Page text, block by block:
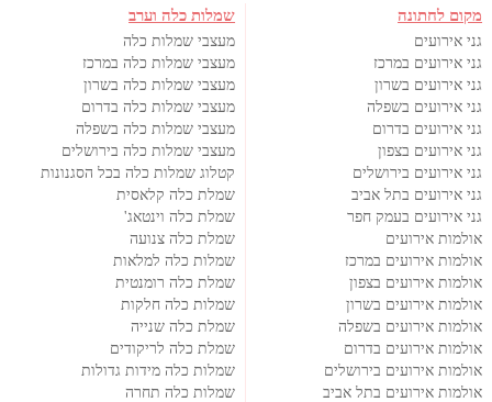
מקום לחתונה
גני אירועים
גני אירועים במרכז
גני אירועים בשרון
גני אירועים בשפלה
גני אירועים בדרום
גני אירועים בצפון
גני אירועים בירושלים
גני אירועים בתל אביב
גני אירועים בעמק חפר
אולמות אירועים
אולמות אירועים במרכז
אולמות אירועים בצפון
אולמות אירועים בשרון
אולמות אירועים בשפלה
אולמות אירועים בדרום
אולמות אירועים בירושלים
אולמות אירועים בתל אביב
שמלות כלה וערב
מעצבי שמלות כלה
מעצבי שמלות כלה במרכז
מעצבי שמלות כלה בשרון
מעצבי שמלות כלה בדרום
מעצבי שמלות כלה בשפלה
מעצבי שמלות כלה בירושלים
קטלוג שמלות כלה בכל הסגנונות
שמלת כלה קלאסית
שמלת כלה וינטאג'
שמלת כלה צנועה
שמלות כלה למלאות
שמלת כלה רומנטית
שמלות כלה חלקות
שמלת כלה שנייה
שמלת כלה לריקודים
שמלות כלה מידות גדולות
שמלות כלה תחרה